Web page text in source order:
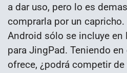
a dar uso, pero lo es
comprarla por un
Android sólo se incluye en
para JingPad. Teniendo
ofrece, ¿podrá competir